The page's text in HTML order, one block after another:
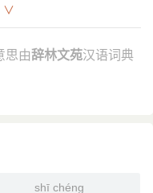
所极焉？”
贵何千万，花柳功勋
出风耳。”
∨
思由辞林文苑汉语词典
shī chéng